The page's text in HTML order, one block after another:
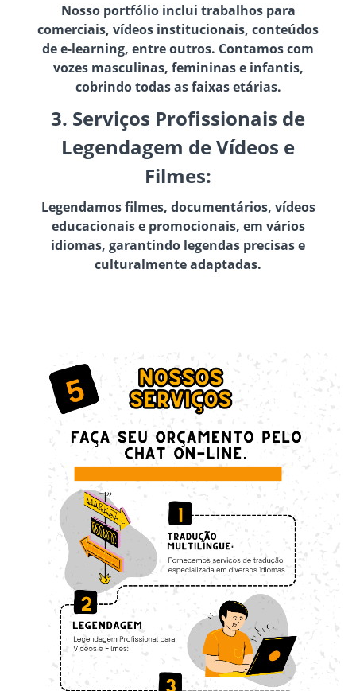
Nosso portfólio inclui trabalhos para
comerciais, vídeos institucionais, conteúdos
de e-learning, entre outros. Contamos com
vozes masculinas, femininas e infantis,
cobrindo todas as faixas etárias.
3. Serviços Profissionais de
Legendagem de Vídeos e
Filmes:
Legendamos filmes, documentários, vídeos
educacionais e promocionais, em vários
idiomas, garantindo legendas precisas e
culturalmente adaptadas.